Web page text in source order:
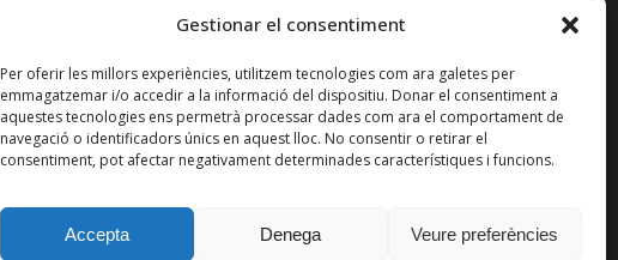
Gestionar el consentiment
Per oferir les millors experiències, utilitzem tecnologies com ara galetes per
emmagatzemar i/o accedir a la informació del dispositiu. Donar el consentiment a
aquestes tecnologies ens permetrà processar dades com ara el comportament de
navegació o identificadors únics en aquest lloc. No consentir o retirar el
consentiment, pot afectar negativament determinades característiques i funcions.
Accepta Denega Veure preferències
federacio@fedecatjudo.cat